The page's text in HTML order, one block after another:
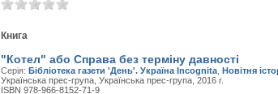
Книга
"Котел" або Справа без терміну давності
Серія: Бібліотека газети 'День'. Україна Incognita Новітня
Українська прес-група, Українська прес-група, 2016 г.
ISBN 978-966-8152-71-9